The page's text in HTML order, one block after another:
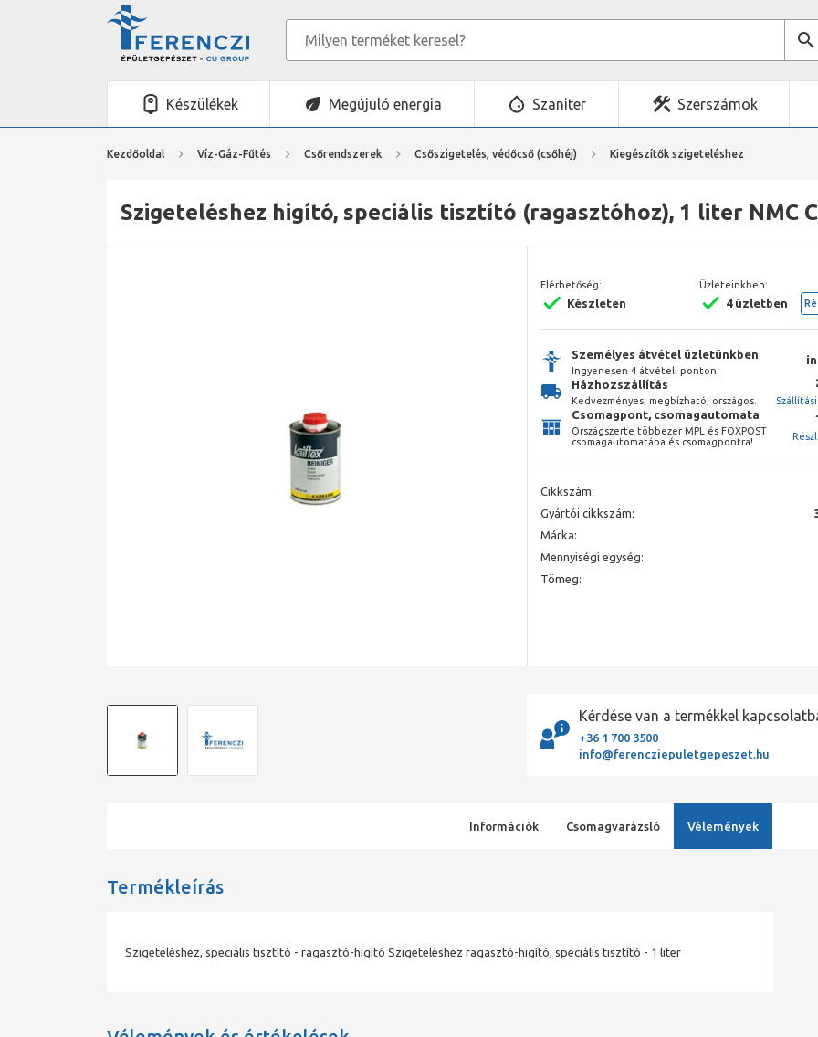
Készülékek Megújuló energia Szaniter Szerszámok
Kezdőoldal Víz-Gáz-Fűtés Csőrendszerek Csőszigetelés, védőcső (csőhéj) Kiegészítők szigeteléshez
Szigeteléshez higító, speciális tisztító (ragasztóhoz), 1 liter NMC
Elérhetőség:
Készleten
Üzleteinkben:
4 üzletben
Személyes átvétel üzletünkben
Ingyenesen 4 átvételi ponton.
Házhozszállítás
Kedvezményes, megbízható, országos.
Csomagpont, csomagautomata
Országszerte többezer MPL és FOXPOST
csomagautomatába és csomagpontra!
Cikkszám:
Gyártói cikkszám:
Márka:
Mennyiségi egység:
Tömeg:
Kérdése van a termékkel
+36 1 700 3500
info@ferencziepuletgepeszet.hu
Információk Csomagvarázsló Vélemények
Termékleírás
Szigeteléshez, speciális tisztító - ragasztó-higító Szigeteléshez ragasztó-higító, speciális tisztító - 1 liter